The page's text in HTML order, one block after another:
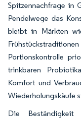
Spitzennachfrage in
Pendelwege das
bleibt in Märkten
Portionskontrolle
trinkbaren
Komfort und
Wiederholungskäufe
Die